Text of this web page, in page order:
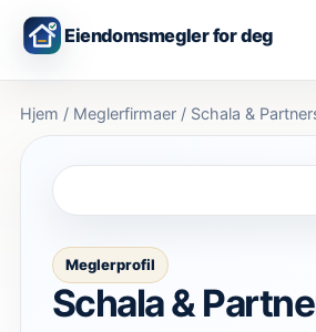
Eiendomsmegler for deg
Hjem / Meglerfirmaer / Schala &
Meglerprofil
Schala &